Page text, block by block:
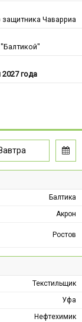
Чаварриа
года
Балтика
Акрон
Ростов
Текстильщик
Уфа
Нефтехимик